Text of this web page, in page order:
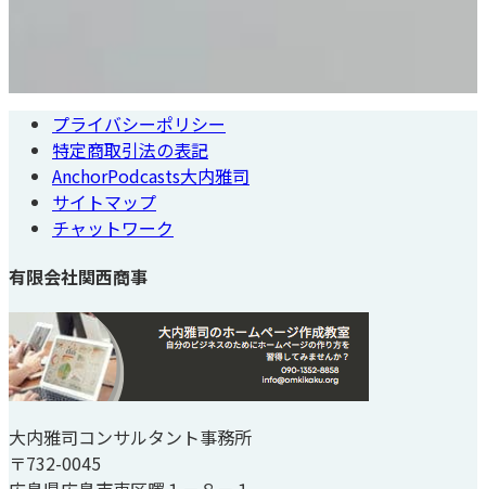
プライバシーポリシー
特定商取引法の表記
AnchorPodcasts大内雅司
サイトマップ
チャットワーク
有限会社関西商事
大内雅司コンサルタント事務所
〒732-0045